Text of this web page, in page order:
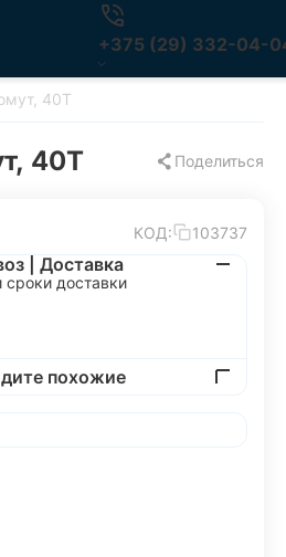
+375 (29) 332-04-
40T
40T Поделиться
КОД: 103737
| Доставка
сроки доставки
похожие